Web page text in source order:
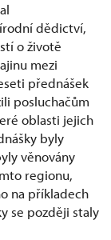
dědictví,
o životě
mezi
přednášek
posluchačům
oblasti jejich
byly
věnovány
regionu,
na příkladech
se později staly